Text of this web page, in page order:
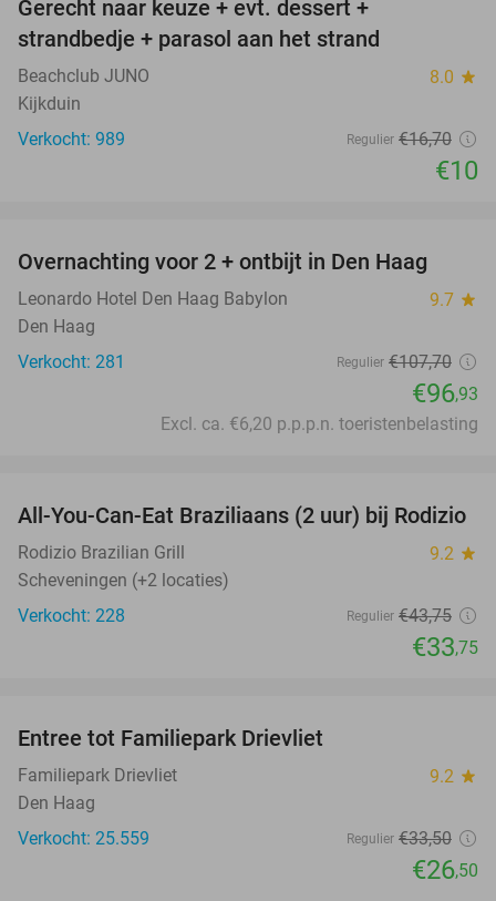
Gerecht naar keuze + evt. dessert +
strandbedje + parasol aan het strand
Beachclub JUNO 8.0 star
Kijkduin
Verkocht: 989
Regulier €16,70
€10
Overnachting voor 2 + ontbijt in Den Haag
Leonardo Hotel Den Haag Babylon 9.7 star
Den Haag
Verkocht: 281
Regulier €107,70
€96,93
Excl. ca. €6,20 p.p.p.n. toeristenbelasting
23%
All-You-Can-Eat Braziliaans (2 uur) bij Rodizio
Rodizio Brazilian Grill 9.2 star
Scheveningen (+2 locaties)
Verkocht: 228
Regulier €43,75
€33,75
Entree tot Familiepark Drievliet
Familiepark Drievliet 9.2 star
Den Haag
Verkocht: 25.559
Regulier €33,50
€26,50